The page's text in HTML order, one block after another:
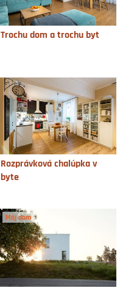
Trochu dom a trochu byt
Rozprávková chalúpka v
byte
Môj dom